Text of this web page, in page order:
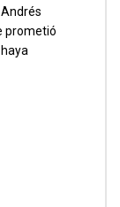
prometió